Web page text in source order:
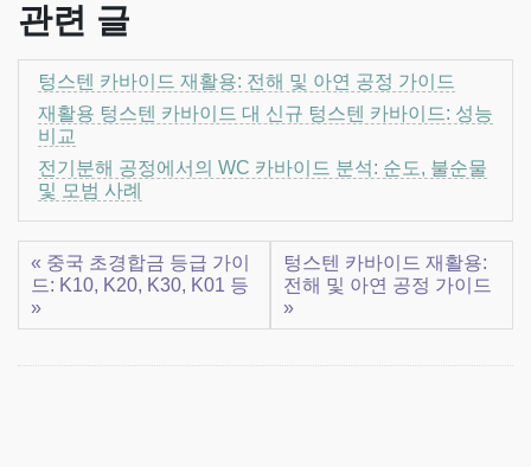
관련 글
텅스텐 카바이드 재활용: 전해 및 아연 공정 가이드
재활용 텅스텐 카바이드 대 신규 텅스텐 카바이드: 성능
비교
전기분해 공정에서의 WC 카바이드 분석: 순도, 불순물
및 모범 사례
« 중국 초경합금 등급 가이
드: K10, K20, K30, K01 등
»
텅스텐 카바이드 재활용:
전해 및 아연 공정 가이드
»